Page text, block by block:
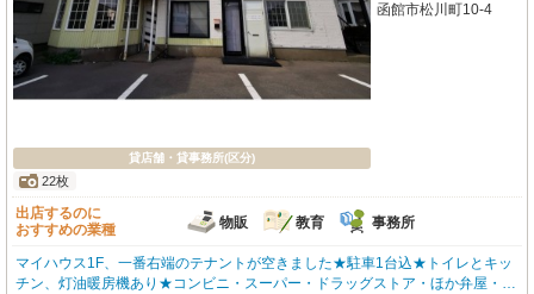
貸店舗・貸事務所(区分)
22枚
函館市松川町10-4
出店するのに
おすすめの業種
物販 教育 事務所
マイハウス1F、一番右端のテナントが空きました★駐車1台込★トイレとキッ
チン、灯油暖房機あり★コンビニ・スーパー・ドラッグストア・ほか弁屋・大